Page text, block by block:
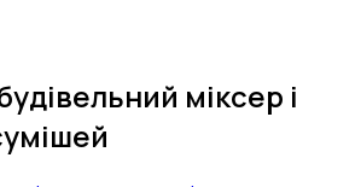
міксер і